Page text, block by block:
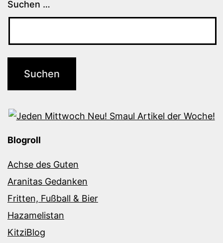
Suchen …
Blogroll
Achse des Guten
Aranitas Gedanken
Fritten, Fußball & Bier
Hazamelistan
KitziBlog